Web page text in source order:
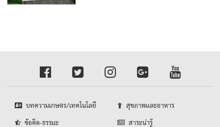
บทความเกษตร/เทคโนโลยี สุขภาพและอาหาร
ข้อคิด-ธรรมะ สาระน่ารู้